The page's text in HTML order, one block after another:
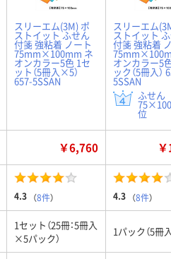
スリーエム(3M) ポ
ストイット ふせん
付箋 強粘着 ノート
75mm×100mm ネ
オンカラー5色 1セ
ット（5冊入×5）
657-5SSAN
スリーエム
ストイット
付箋 強粘着
オンカラー5
ック（5冊入）
5SSAN
ふせん
位
￥6,760
4.3 （8件） 4.3 （8件）
1セット（25冊：5冊入
×5パック）
1パック（5冊